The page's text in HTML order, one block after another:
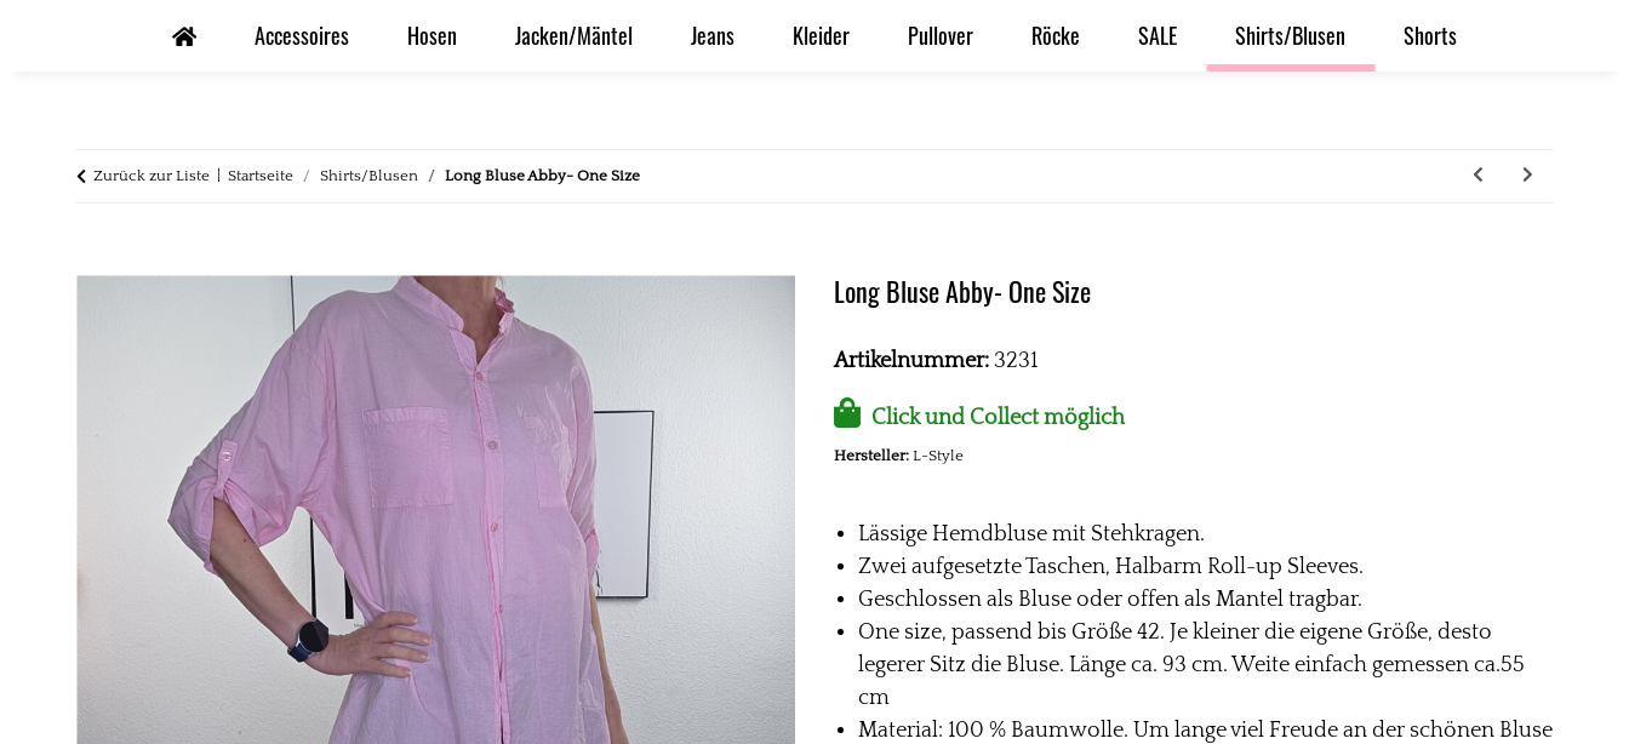
Accessoires Hosen Jacken/Mäntel Jeans Kleider Pullover Röcke SALE Shirts/Blusen Shorts
Zurück zur Liste Startseite Shirts/Blusen Long Bluse Abby- One Size
Long Bluse Abby- One Size
Artikelnummer: 3231
Click und Collect möglich
Hersteller: L-Style
Lässige Hemdbluse mit Stehkragen.
Zwei aufgesetzte Taschen, Halbarm Roll-up Sleeves.
Geschlossen als Bluse oder offen als Mantel tragbar.
One size, passend bis Größe 42. Je kleiner die eigene Größe, desto
legerer Sitz die Bluse. Länge ca. 93 cm. Weite einfach gemessen ca.55
cm
Material: 100 % Baumwolle. Um lange viel Freude an der schönen Bluse